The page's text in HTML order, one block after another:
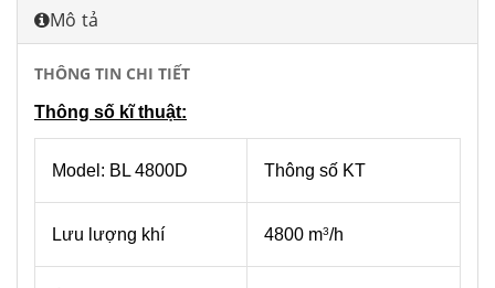
Mô tả
THÔNG TIN CHI TIẾT
Thông số kĩ thuật:
Model: BL 4800D Thông số KT
Lưu lượng khí 4800 m3/h